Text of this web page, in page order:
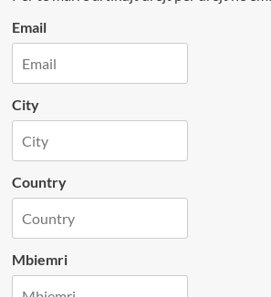
Email
City
Country
Mbiemri